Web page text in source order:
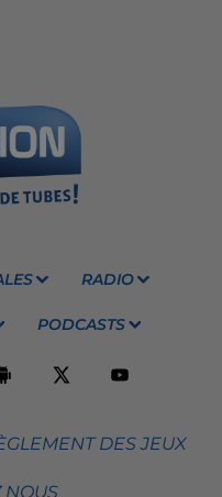
RADIO
PODCASTS
DES JEUX
NOUS